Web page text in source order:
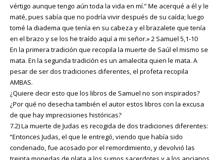
vértigo aunque tengo aún toda la vida en mí.” Me acerqué a él y le
maté, pues sabía que no podría vivir después de su caída; luego
tomé la diadema que tenía en su cabeza y el brazalete que tenía
en el brazo y se los he traído aquí a mi señor.» 2 Samuel 5,1-10
En la primera tradición que recopila la muerte de Saúl el mismo se
mata. En la segunda tradición es un amalecita quien le mata. A
pesar de ser dos tradiciones diferentes, el profeta recopila
AMBAS.
¿Quiere decir esto que los libros de Samuel no son inspirados?
¿Por qué no desecha también el autor estos libros con la excusa
de que hay imprecisiones históricas?
7.2) La muerte de Judas es recogida de dos tradiciones diferentes:
“Entonces Judas, el que le entregó, viendo que había sido
condenado, fue acosado por el remordimiento, y devolvió las